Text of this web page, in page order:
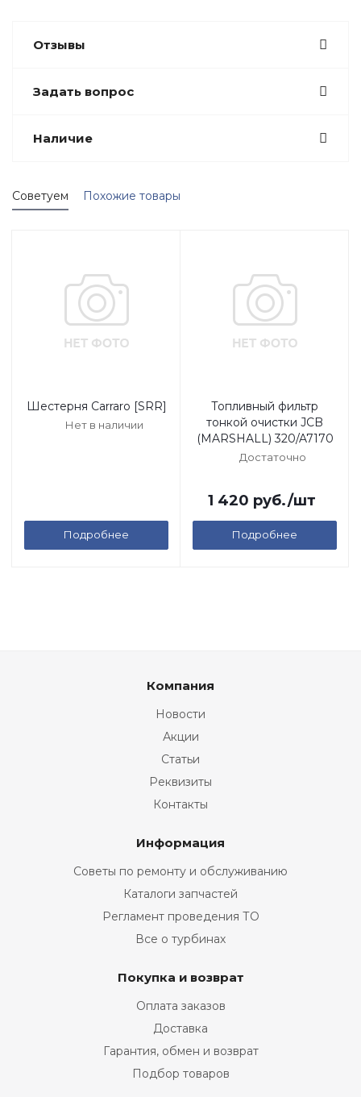
Отзывы
Задать вопрос
Наличие
Советуем Похожие товары
Шестерня Carraro [SRR]
Нет в наличии
Подробнее
Топливный фильтр
тонкой очистки JCB
(MARSHALL) 320/A7170
Достаточно
1 420 руб./шт
Подробнее
Компания
Новости
Акции
Статьи
Реквизиты
Контакты
Информация
Советы по ремонту и обслуживанию
Каталоги запчастей
Регламент проведения ТО
Все о турбинах
Покупка и возврат
Оплата заказов
Доставка
Гарантия, обмен и возврат
Подбор товаров